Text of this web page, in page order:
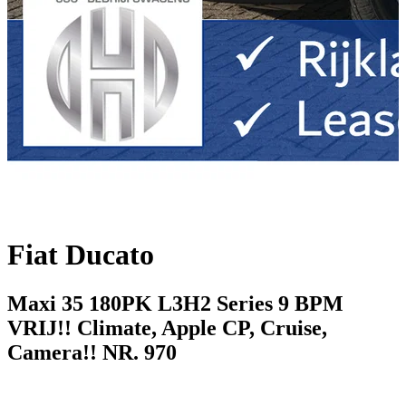
Fiat Ducato
Maxi 35 180PK L3H2 Series 9 BPM
VRIJ!! Climate, Apple CP, Cruise,
Camera!! NR. 970